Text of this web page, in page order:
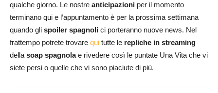
qualche giorno. Le nostre anticipazioni per il momento
terminano qui e l’appuntamento è per la prossima settimana
quando gli spoiler spagnoli ci porteranno nuove news. Nel
frattempo potrete trovare qui tutte le repliche in streaming
della soap spagnolae rivedere così le puntate Una Vita che vi
siete persi o quelle che vi sono piaciute di più.